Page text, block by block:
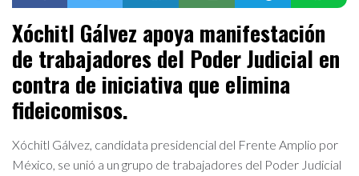
Xóchitl Gálvez apoya manifestación
de trabajadores del Poder Judicial en
contra de iniciativa que elimina
fideicomisos.
Xóchitl Gálvez, candidata presidencial del Frente Amplio por
México, se unió a un grupo de trabajadores del Poder Judicial